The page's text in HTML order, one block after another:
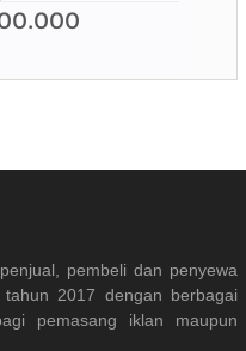
pembeli dan penyewa
2017 dengan berbagai
pemasang iklan maupun